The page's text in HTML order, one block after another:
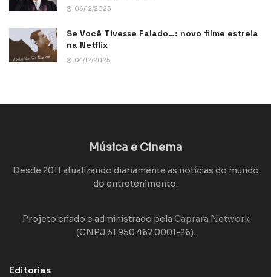
06/12/2025
Se Você Tivesse Falado…: novo filme estreia
na Netflix
04/12/2025
Música e Cinema
Desde 2011 atualizando diariamente as notícias do mundo
do entretenimento.
Projeto criado e administrado pela Caprara Network
(CNPJ 31.950.467.0001-26).
Editorias